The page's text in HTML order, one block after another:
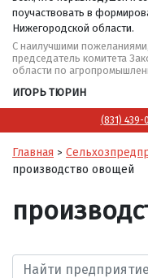
поучаствовать в
Нижегородской области.
С наилучшими пожеланиями,
председатель комитета
области по
ИГОРЬ ТЮРИН
(831) 439-
Главная >
производство овощей